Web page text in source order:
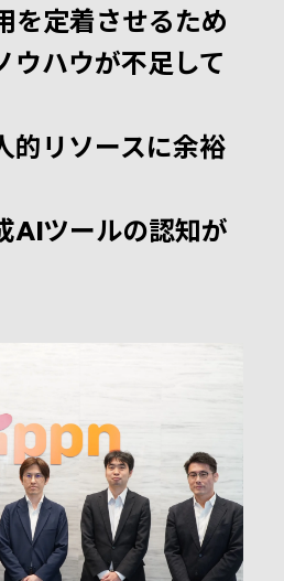
を定着させるため
ウハウが不足して
的リソースに余裕
AIツールの認知が